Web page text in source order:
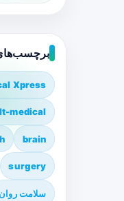
برچسب‌های
Xpress
medical
brain
surgery
سلامت روان